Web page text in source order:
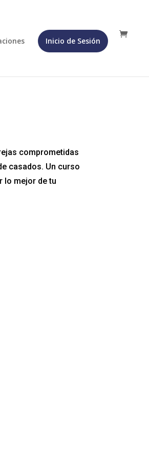
Inicio de Sesión
comprometidas
casados. Un curso
lo mejor de tu